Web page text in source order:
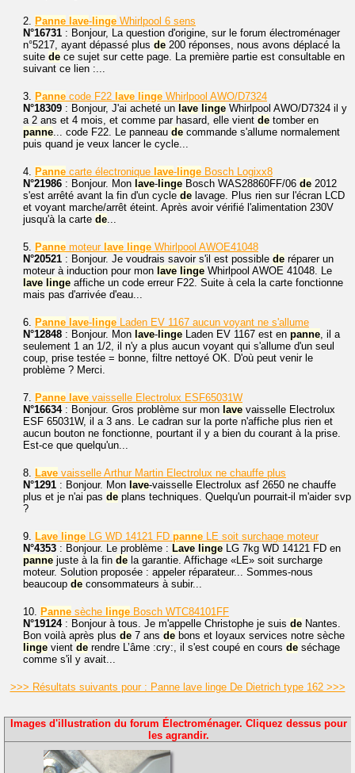
2. Panne lave- linge Whirlpool 6 sens
N°16731 : Bonjour, La question d'origine, sur le forum électroménager
n°5217, ayant dépassé plus de 200 réponses, nous avons déplacé la
suite de ce sujet sur cette page. La première partie est consultable en
suivant ce lien :...
3. Panne code F22 lave linge Whirlpool AWO/D7324
N°18309 : Bonjour, J'ai acheté un lave linge Whirlpool AWO/D7324 il y
a 2 ans et 4 mois, et comme par hasard, elle vient de tomber en
panne... code F22. Le panneau de commande s'allume normalement
puis quand je veux lancer le cycle...
4. Panne carte électronique lave- linge Bosch Logixx8
N°21986 : Bonjour. Mon lave- linge Bosch WAS28860FF/06 de 2012
s'est arrêté avant la fin d'un cycle de lavage. Plus rien sur l'écran LCD
et voyant marche/arrêt éteint. Après avoir vérifié l'alimentation 230V
jusqu'à la carte de...
5. Panne moteur lave linge Whirlpool AWOE41048
N°20521 : Bonjour. Je voudrais savoir s'il est possible de réparer un
moteur à induction pour mon lave linge Whirlpool AWOE 41048. Le
lave linge affiche un code erreur F22. Suite à cela la carte fonctionne
mais pas d'arrivée d'eau...
6. Panne lave- linge Laden EV 1167 aucun voyant ne s'allume
N°12848 : Bonjour. Mon lave- linge Laden EV 1167 est en panne, il a
seulement 1 an 1/2, il n'y a plus aucun voyant qui s'allume d'un seul
coup, prise testée = bonne, filtre nettoyé OK. D'où peut venir le
problème ? Merci.
7. Panne lave vaisselle Electrolux ESF65031W
N°16634: Bonjour. Gros problème sur mon lave vaisselle Electrolux
ESF 65031W, il a 3 ans. Le cadran sur la porte n'affiche plus rien et
aucun bouton ne fonctionne, pourtant il y a bien du courant à la prise.
Est-ce que quelqu'un...
8. Lave vaisselle Arthur Martin Electrolux ne chauffe plus
N°1291 : Bonjour. Mon lave-vaisselle Electrolux asf 2650 ne chauffe
plus et je n'ai pas de plans techniques. Quelqu'un pourrait-il m'aider svp
?
9. Lave linge LG WD 14121 FD panne LE soit surchage moteur
N°4353 : Bonjour. Le problème : Lave linge LG 7kg WD 14121 FD en
panne juste à la fin de la garantie. Affichage «LE» soit surcharge
moteur. Solution proposée : appeler réparateur... Sommes-nous
beaucoup de consommateurs à subir...
10. Panne sèche linge Bosch WTC84101FF
N°19124: Bonjour à tous. Je m'appelle Christophe je suis de Nantes.
Bon voilà après plus de 7 ans de bons et loyaux services notre sèche
linge vient de rendre L’âme :cry:, il s'est coupé en cours de séchage
comme s'il y avait...
>>> Résultats suivants pour : Panne lave linge De Dietrich type 162 >>>
Images d'illustration du forum Électroménager. Cliquez dessus pour
les agrandir.